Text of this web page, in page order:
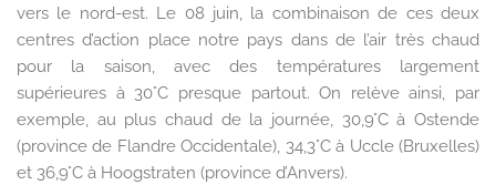
vers le nord-est. Le 08 juin, la combinaison de ces deux
centres d’action place notre pays dans de l’air très chaud
pour la saison, avec des températures largement
supérieures à 30°C presque partout. On relève ainsi, par
exemple, au plus chaud de la journée, 30,9°C à Ostende
(province de Flandre Occidentale), 34,3°C à Uccle (Bruxelles)
et 36,9°C à Hoogstraten (province d’Anvers).